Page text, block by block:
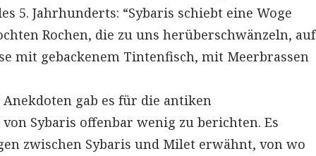
5. Jahrhunderts: “Sybaris schiebt eine Woge
Rochen, die zu uns herüberschwänzeln, auf
mit gebackenem Tintenfisch, mit Meerbrassen
gab es für die antiken
Sybaris offenbar wenig zu berichten. Es
zwischen Sybaris und Milet erwähnt, von wo